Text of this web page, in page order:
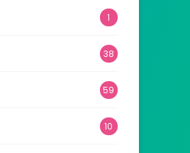
1
38
59
10